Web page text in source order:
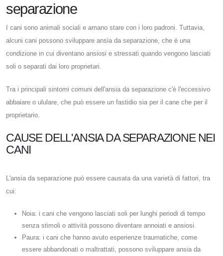
separazione
I cani sono animali sociali e amano stare con i loro padroni. Tuttavia,
alcuni cani possono sviluppare ansia da separazione, che è una
condizione in cui diventano ansiosi e stressati quando vengono lasciati
soli o separati dai loro proprietari.
Tra i principali sintomi comuni dell'ansia da separazione c'è l'eccessivo
abbaiare o ululare, che può essere un fastidio sia per il cane che per il
proprietario.
CAUSE DELL'ANSIA DA SEPARAZIONE NEI
CANI
L'ansia da separazione può essere causata da una varietà di fattori, tra
cui:
Noia: i cani che vengono lasciati soli per lunghi periodi di tempo
senza stimoli o attività possono diventare annoiati e ansiosi.
Paura: i cani che hanno avuto esperienze traumatiche, come
essere abbandonati o maltrattati, possono sviluppare ansia da